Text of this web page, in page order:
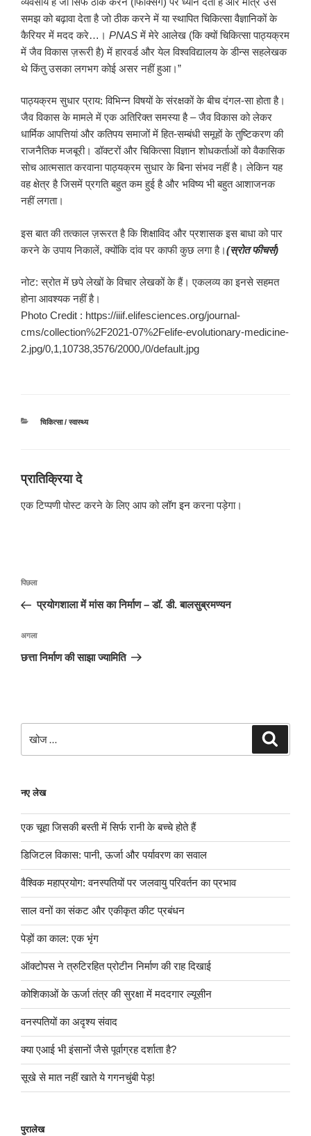
समझ को बढ़ावा देता है जो ठीक करने में या स्थापित चिकित्सा वैज्ञानिकों के
कैरियर में मदद करे…। PNASमें मेरे आलेख (कि क्यों चिकित्सा पाठ्यक्रम
में जैव विकास ज़रूरी है) में हारवर्ड और येल विश्वविद्यालय के डीन्स सहलेखक
थे किंतु उसका लगभग कोई असर नहीं हुआ।”
पाठ्यक्रम सुधार प्राय: विभिन्न विषयों के संरक्षकों के बीच दंगल-सा होता है।
जैव विकास के मामले में एक अतिरिक्त समस्या है – जैव विकास को लेकर
धार्मिक आपत्तियां और कतिपय समाजों में हित-सम्बंधी समूहों के तुष्टिकरण की
राजनैतिक मजबूरी। डॉक्टरों और चिकित्सा विज्ञान शोधकर्ताओं को वैकासिक
सोच आत्मसात करवाना पाठ्यक्रम सुधार के बिना संभव नहीं है। लेकिन यह
वह क्षेत्र है जिसमें प्रगति बहुत कम हुई है और भविष्य भी बहुत आशाजनक
नहीं लगता।
इस बात की तत्काल ज़रूरत है कि शिक्षाविद और प्रशासक इस बाधा को पार
करने के उपाय निकालें, क्योंकि दांव पर काफी कुछ लगा है।(स्रोत फीचर्स)
नोट: स्रोत में छपे लेखों के विचार लेखकों के हैं। एकलव्य का इनसे सहमत
होना आवश्यक नहीं है।
Photo Credit : https://iiif.elifesciences.org/journal-
cms/collection%2F2021-07%2Felife-evolutionary-medicine-
2.jpg/0,1,10738,3576/2000,/0/default.jpg
श्रेणियाँ
चिकित्सा / स्वास्थ्य
प्रातिक्रिया दे
एक टिप्पणी पोस्ट करने के लिए आप कोलॉग इनकरना पड़ेगा।
पोस्ट
पिछला
पोस्ट:
पिछला
प्रयोगशाला में मांस का निर्माण – डॉ. डी. बालसुब्रमण्यन
अगली
पोस्ट
अगला
छत्ता निर्माण की साझा ज्यामिति
नए लेख
एक चूहा जिसकी बस्ती में सिर्फ रानी के बच्चे होते हैं
डिजिटल विकास: पानी, ऊर्जा और पर्यावरण का सवाल
वैश्विक महाप्रयोग: वनस्पतियों पर जलवायु परिवर्तन का प्रभाव
साल वनों का संकट और एकीकृत कीट प्रबंधन
पेड़ों का काल: एक भृंग
ऑक्टोपस ने त्रुटिरहित प्रोटीन निर्माण की राह दिखाई
कोशिकाओं के ऊर्जा तंत्र की सुरक्षा में मददगार ल्यूसीन
वनस्पतियों का अदृश्य संवाद
क्या एआई भी इंसानों जैसे पूर्वाग्रह दर्शाता है?
सूखे से मात नहीं खाते ये गगनचुंबी पेड़!
पुरालेख